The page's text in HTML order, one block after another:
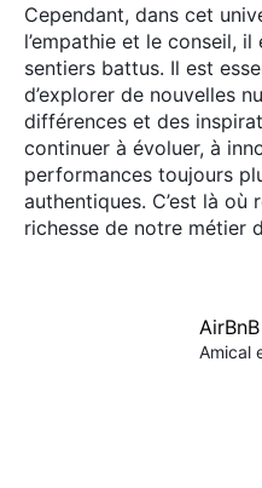
Cependant, dans cet
l’empathie et le conseil,
sentiers battus. Il est
d’explorer de nouvelles
différences et des
continuer à évoluer, à
performances toujours
authentiques. C’est là
richesse de notre métier
Amical
Rechercher
: